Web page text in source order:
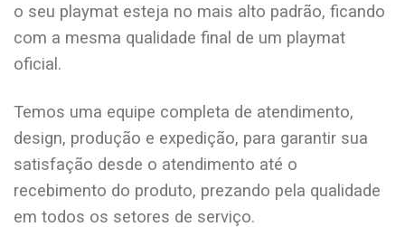
o seu playmat esteja no mais alto padrão, ficando
com a mesma qualidade final de um playmat
oficial.
Temos uma equipe completa de atendimento,
design, produção e expedição, para garantir sua
satisfação desde o atendimento até o
recebimento do produto, prezando pela qualidade
em todos os setores de serviço.